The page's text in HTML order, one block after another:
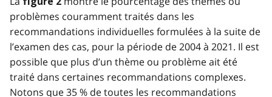
problèmes couramment traités dans les
recommandations individuelles formulées à la suite de
l’examen des cas, pour la période de 2004 à 2021. Il est
possible que plus d’un thème ou problème ait été
traité dans certaines recommandations complexes.
Notons que 35 % de toutes les recommandations